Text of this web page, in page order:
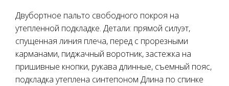
Двубортное пальто свободного покроя на
утепленной подкладке. Детали: прямой силуэт,
спущенная линия плеча, перед с прорезными
карманами, пиджачный воротник, застежка на
пришивные кнопки, рукава длинные, съемный пояс,
подкладка утеплена синтепоном Длина по спинке